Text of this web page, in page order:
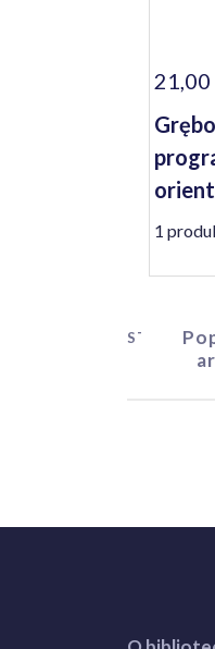
21,00
1
START